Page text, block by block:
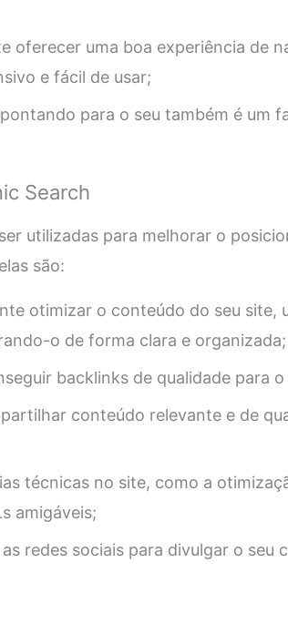
oferecer uma boa experiência de
e fácil de usar;
para o seu também é um
Search
utilizadas para melhorar o
são:
otimizar o conteúdo do seu site,
o de forma clara e organizada;
backlinks de qualidade para o
conteúdo relevante e de
técnicas no site, como a
amigáveis;
redes sociais para divulgar o seu